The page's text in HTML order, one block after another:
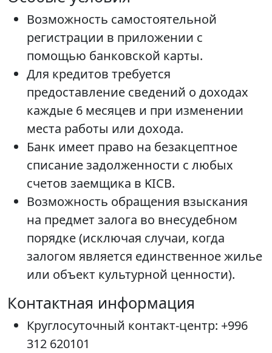
Возможность самостоятельной
регистрации в приложении с
помощью банковской карты.
Для кредитов требуется
предоставление сведений о доходах
каждые 6 месяцев и при изменении
места работы или дохода.
Банк имеет право на безакцептное
списание задолженности с любых
счетов заемщика в KICB.
Возможность обращения взыскания
на предмет залога во внесудебном
порядке (исключая случаи, когда
залогом является единственное жилье
или объект культурной ценности).
Контактная информация
Круглосуточный контакт-центр: +996
312 620101